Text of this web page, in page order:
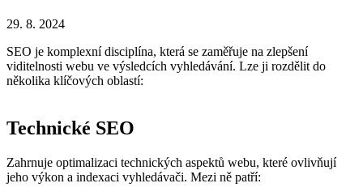
29. 8. 2024
SEO je komplexní disciplína, která se zaměřuje na zlepšení
viditelnosti webu ve výsledcích vyhledávání. Lze ji rozdělit do
několika klíčových oblastí:
Technické SEO
Zahrnuje optimalizaci technických aspektů webu, které ovlivňují
jeho výkon a indexaci vyhledávači. Mezi ně patří: